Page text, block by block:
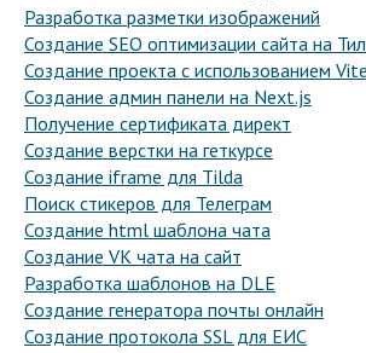
Разработка разметки изображений
Создание SEO оптимизации сайта на
Создание проекта с использованием
Создание админ панели на Next.js
Получение сертификата директ
Создание верстки на геткурсе
Создание iframe для Tilda
Поиск стикеров для Телеграм
Создание html шаблона чата
Создание VK чата на сайт
Разработка шаблонов на DLE
Создание генератора почты онлайн
Создание протокола SSL для ЕИС